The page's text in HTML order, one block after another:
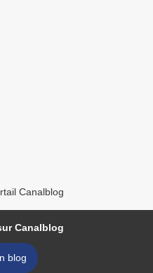
Canalblog
Canalblog
blog